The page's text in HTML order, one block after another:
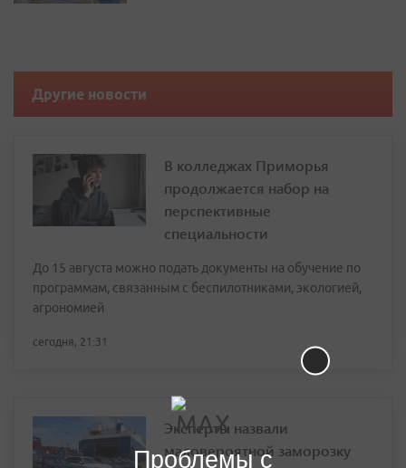
Другие новости
В колледжах Приморья
продолжается набор на
перспективные
специальности
До 15 августа можно подать документы на обучение по
программам, связанным с беспилотниками, экологией,
агрономией
сегодня, 21:31
Эксперты назвали
маловероятной заморозку
Проблемы с